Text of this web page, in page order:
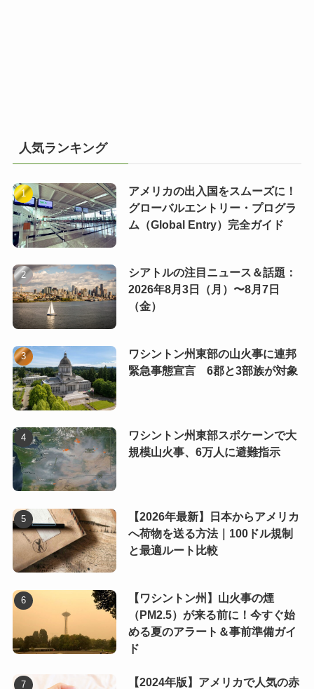
人気ランキング
アメリカの出入国をスムーズに！
グローバルエントリー・プログラ
ム（Global Entry）完全ガイド
シアトルの注目ニュース＆話題：
2026年8月3日（月）〜8月7日
（金）
ワシントン州東部の山火事に連邦
緊急事態宣言 6郡と3部族が対象
ワシントン州東部スポケーンで大
規模山火事、6万人に避難指示
【2026年最新】日本からアメリカ
へ荷物を送る方法｜100ドル規制
と最適ルート比較
【ワシントン州】山火事の煙
（PM2.5）が来る前に！今すぐ始
める夏のアラート＆事前準備ガイ
ド
【2024年版】アメリカで人気の赤